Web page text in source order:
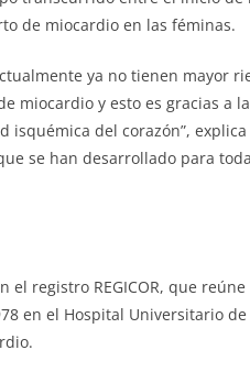
de miocardio en las féminas.
ya no tienen mayor
miocardio y esto es gracias a
del corazón”,
se han desarrollado para
el registro REGICOR, que
en el Hospital Universitario